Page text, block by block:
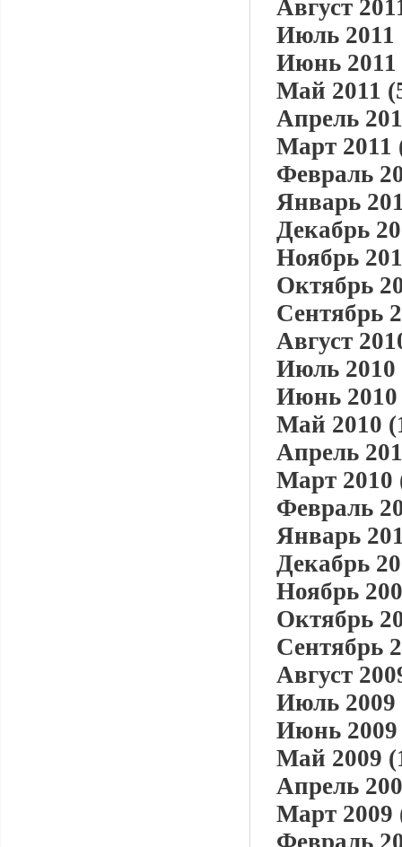
Август
Июль 2011
Июнь 2011
Май 2011
Апрель
Март 2011
Февраль
Январь
Декабрь
Ноябрь
Октябрь
Сентябрь
Август
Июль 2010
Июнь 2010
Май 2010
Апрель
Март 2010
Февраль
Январь
Декабрь
Ноябрь
Октябрь
Сентябрь
Август
Июль 2009
Июнь 2009
Май 2009
Апрель
Март 2009
Февраль